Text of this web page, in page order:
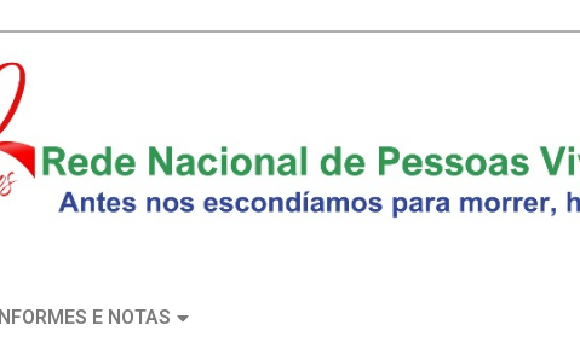
INFORMES E NOTAS